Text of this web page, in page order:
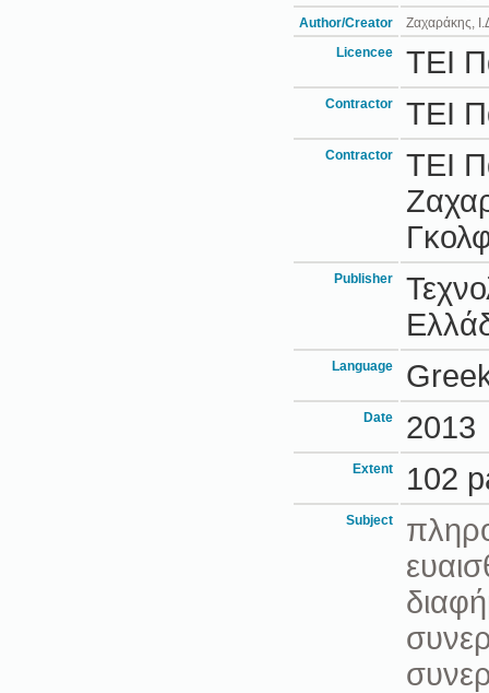
Author/Creator Ζαχαράκης,
Licencee ΤΕΙ
Contractor ΤΕΙ
Contractor
ΤΕΙ
Publisher
Language
Date 2013
Extent 102
Subject